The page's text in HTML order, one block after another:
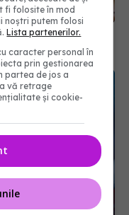
și tratament.
fi folosite în mod
noștri putem folosi
Lista partenerilor.
caracter personal în
prin gestionarea
partea de jos a
vă retrage
și cookie-